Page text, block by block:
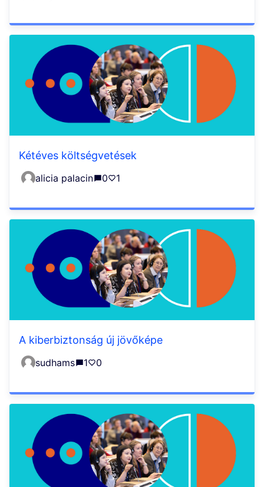
Kétéves költségvetések
alicia palacin 0 1
A kiberbiztonság új jövőképe
sudhams 1 0